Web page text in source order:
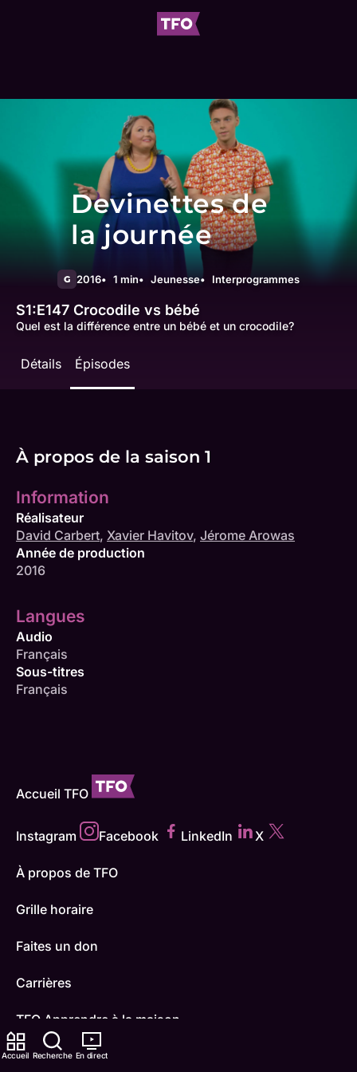
Accueil Recherche En direct
Devinettes de
la journée
G 2016 1 min Jeunesse Interprogrammes
S1:E147 Crocodile vs bébé
Quel est la différence entre un bébé et un crocodile?
Détails Épisodes
À propos de la saison 1
Information
Réalisateur
David Carbert, Xavier Havitov, Jérome Arowas
Année de production
2016
Langues
Audio
Français
Sous-titres
Français
Accueil TFO
Instagram Facebook LinkedIn X
À propos de TFO
Grille horaire
Faites un don
Carrières
TFO Apprendre à la maison
Comment nous capter